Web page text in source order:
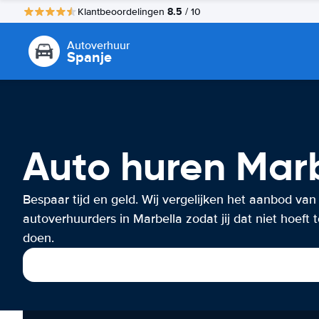
Klantbeoordelingen 8.5 / 10
Autoverhuur
Spanje
Auto huren
Bespaar tijd en geld. Wij vergelijken het aanbod van
autoverhuurders in Marbella zodat jij dat niet hoeft
doen.